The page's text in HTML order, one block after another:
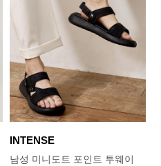
INTENSE
남성 미니도트 포인트 투웨이